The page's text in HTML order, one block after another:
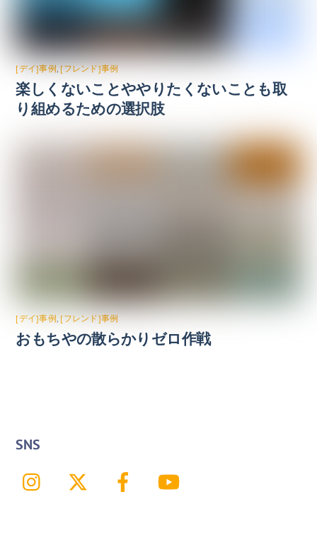
[デイ]事例, [フレンド]事例
楽しくないことややりたくないことも取
り組めるための選択肢
[デイ]事例, [フレンド]事例
おもちやの散らかりゼロ作戦
SNS
Instagram Facebook